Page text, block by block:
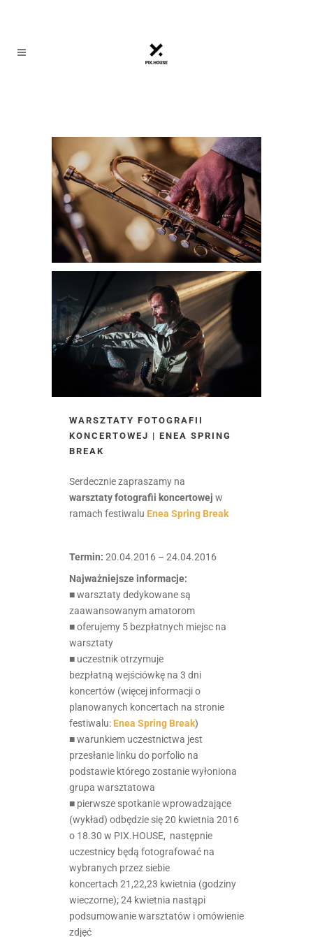
WARSZTATY FOTOGRAFII
KONCERTOWEJ | ENEA SPRING
BREAK
Serdecznie zapraszamy na
warsztaty fotografii koncertowej w
ramach festiwalu Enea Spring Break
Termin: 20.04.2016 – 24.04.2016
Najważniejsze informacje:
■ warsztaty dedykowane są
zaawansowanym amatorom
■ oferujemy 5 bezpłatnych miejsc na
warsztaty
■ uczestnik otrzymuje
bezpłatną wejściówkę na 3 dni
koncertów (więcej informacji o
planowanych koncertach na stronie
festiwalu: Enea Spring Break)
■ warunkiem uczestnictwa jest
przesłanie linku do porfolio na
podstawie którego zostanie wyłoniona
grupa warsztatowa
■ pierwsze spotkanie wprowadzające
(wykład) odbędzie się 20 kwietnia 2016
o 18.30 w PIX.HOUSE, następnie
uczestnicy będą fotografować na
wybranych przez siebie
koncertach 21,22,23 kwietnia (godziny
wieczorne); 24 kwietnia nastąpi
podsumowanie warsztatów i omówienie
zdjęć